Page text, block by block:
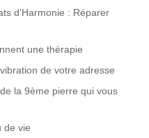
d’Harmonie : Réparer
une thérapie
de votre adresse
la 9ème pierre qui vous
de vie